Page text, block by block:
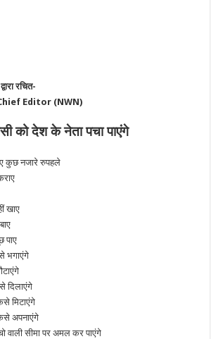
रचित-
Editor (NWN)
को देश के नेता पचा पाएंगे
कुछ नजारे रुपहले
खाए
पाए
भगाएंगे
दिलाएंगे
मिटाएंगे
कैसे अपनाएंगे
वाली सीमा पर अमल कर पाएंगे